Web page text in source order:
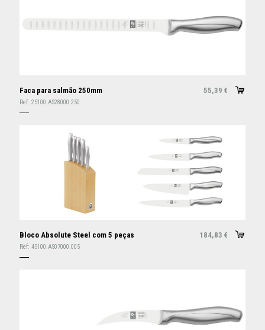
Faca para salmão 250mm 55,39 €
Ref: 25100.AS28000.250
Bloco Absolute Steel com 5 peças 184,83 €
Ref: 45100.AS07000.005